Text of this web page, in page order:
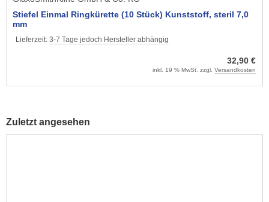
Stiefel Einmal Ringkürette (10 Stück) Kunststoff, steril 7,0
mm
Lieferzeit: 3-7 Tage jedoch Hersteller abhängig
32,90 €
inkl. 19 % MwSt. zzgl. Versandkosten
Zuletzt angesehen